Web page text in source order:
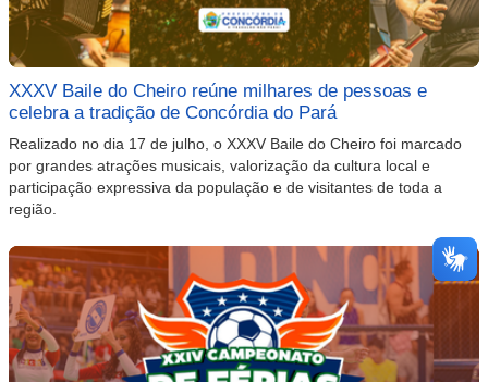
XXXV Baile do Cheiro reúne milhares de pessoas e
celebra a tradição de Concórdia do Pará
Realizado no dia 17 de julho, o XXXV Baile do Cheiro foi marcado
por grandes atrações musicais, valorização da cultura local e
participação expressiva da população e de visitantes de toda a
região.